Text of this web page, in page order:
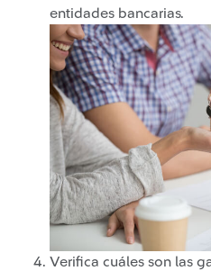
entidades bancarias.
Verifica cuáles son las